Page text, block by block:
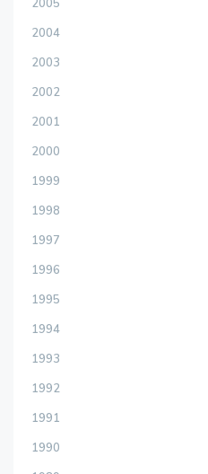
2005
2004
2003
2002
2001
2000
1999
1998
1997
1996
1995
1994
1993
1992
1991
1990